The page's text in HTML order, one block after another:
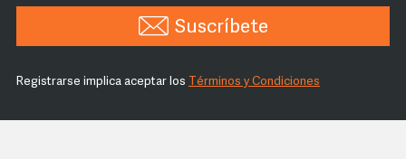
Suscríbete
Registrarse implica aceptar los Términos y Condiciones